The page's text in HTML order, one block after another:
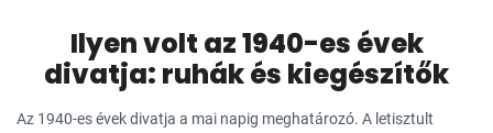
Ilyen volt az 1940-es évek
divatja: ruhák és kiegészítők
Az 1940-es évek divatja a mai napig meghatározó. A letisztult